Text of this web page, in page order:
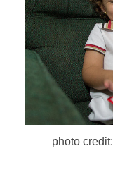
photo credit: